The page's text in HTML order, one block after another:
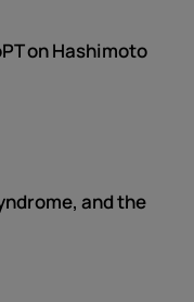
on Hashimoto
and the